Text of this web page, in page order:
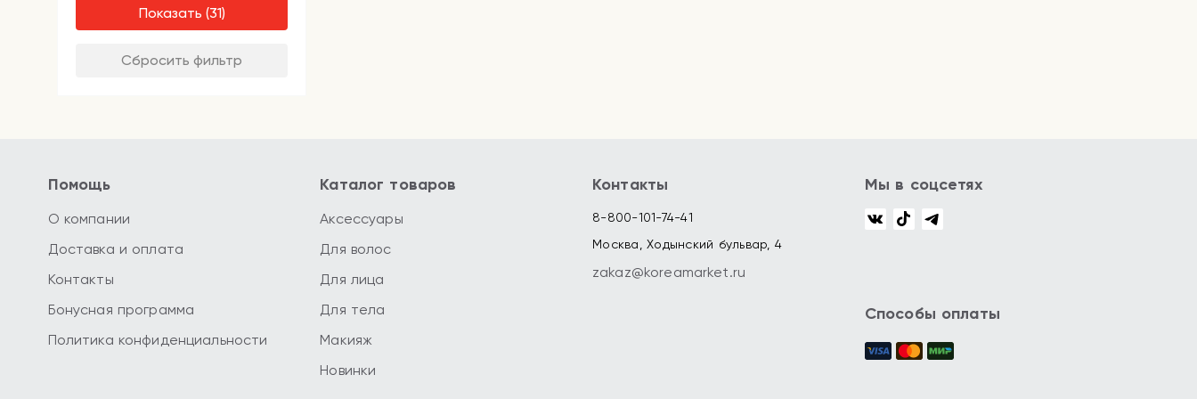
Показать
Сбросить фильтр
Помощь
О компании
Доставка и оплата
Контакты
Бонусная программа
Политика конфиденциальности
Каталог товаров
Аксессуары
Для волос
Для лица
Для тела
Макияж
Новинки
Контакты
8-800-101-74-41
Москва, Ходынский бульвар, 4
zakaz@koreamarket.ru
Мы в соцсетях
Способы оплаты